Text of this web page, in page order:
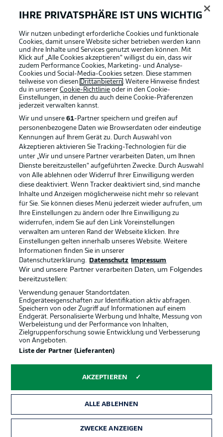
Bundesliga App
Fantasy Manager
#BundesligaWIRKT
Common Ground
Mitfahrportal
BUNDESLIGA-GRUPPE
Sprachauswahl
Deutsch Anzeige Modus
Login
Football as it's meant to be
BUNDESLIGA APP
Offizielle Partner
IHRE PRIVATSPHÄRE IST UNS WICHTIG
Wir nutzen unbedingt erforderliche Cookies und funktionale
Cookies, damit unsere Website sicher betrieben werden kann
und ihre Inhalte und Services genutzt werden können. Mit
Klick auf „Alle Cookies akzeptieren“ willigst du ein, dass wir
zudem Performance Cookies, Marketing- und Analyse-
Cookies und Social-Media-Cookies setzen. Diese stammen
teilweise von diesen Drittanbietern. Weitere Hinweise findest
du in unsererCookie-Richtlinie oder in den Cookie-
Einstellungen, in denen du auch deine Cookie-Präferenzen
jederzeit verwalten kannst.
Wir und unsere61-Partner speichern und greifen auf
personenbezogene Daten wie Browserdaten oder eindeutige
Kennungen auf Ihrem Gerät zu. Durch Auswahl von
Akzeptieren aktivieren Sie Tracking-Technologien für die
unter „Wir und unsere Partner verarbeiten Daten, um Ihnen
Dienste bereitzustellen“ aufgeführten Zwecke. Durch Auswahl
von Alle ablehnen oder Widerruf Ihrer Einwilligung werden
diese deaktiviert. Wenn Tracker deaktiviert sind, sind manche
Inhalte und Anzeigen möglicherweise nicht mehr so relevant
für Sie. Sie können dieses Menü jederzeit wieder aufrufen, um
Ihre Einstellungen zu ändern oder Ihre Einwilligung zu
widerrufen, indem Sie auf den Link Voreinstellungen
verwalten am unteren Rand der Webseite klicken. Ihre
Einstellungen gelten innerhalb unseres Website. Weitere
Informationen finden Sie in unserer
Datenschutzerklärung.
Datenschutz Impressum
Wir und unsere Partner verarbeiten Daten, um Folgendes
bereitzustellen:
Verwendung genauer Standortdaten.
Endgeräteeigenschaften zur Identifikation aktiv abfragen.
Speichern von oder Zugriff auf Informationen auf einem
Endgerät. Personalisierte Werbung und Inhalte, Messung von
Werbeleistung und der Performance von Inhalten,
Zielgruppenforschung sowie Entwicklung und Verbesserung
von Angeboten.
Liste der Partner (Lieferanten)
AKZEPTIEREN
ALLE ABLEHNEN
ZWECKE ANZEIGEN